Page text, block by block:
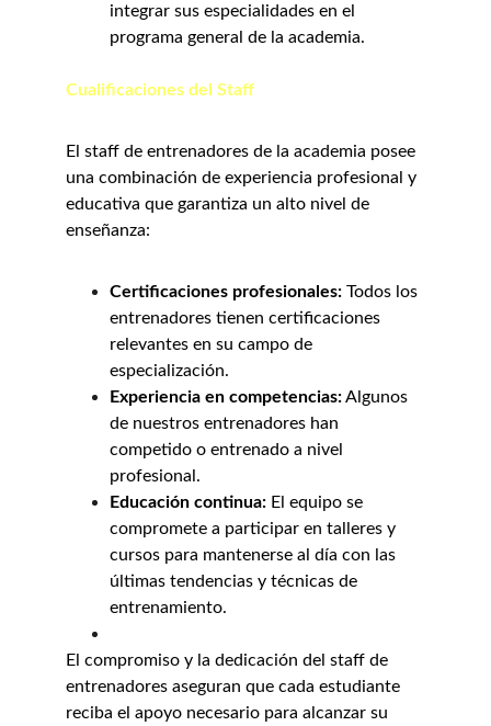
integrar sus especialidades en el
programa general de la academia.
Cualificaciones del Staff
El staff de entrenadores de la academia posee
una combinación de experiencia profesional y
educativa que garantiza un alto nivel de
enseñanza:
Certificaciones profesionales: Todos los
entrenadores tienen certificaciones
relevantes en su campo de
especialización.
Experiencia en competencias: Algunos
de nuestros entrenadores han
competido o entrenado a nivel
profesional.
Educación continua: El equipo se
compromete a participar en talleres y
cursos para mantenerse al día con las
últimas tendencias y técnicas de
entrenamiento.
El compromiso y la dedicación del staff de
entrenadores aseguran que cada estudiante
reciba el apoyo necesario para alcanzar su